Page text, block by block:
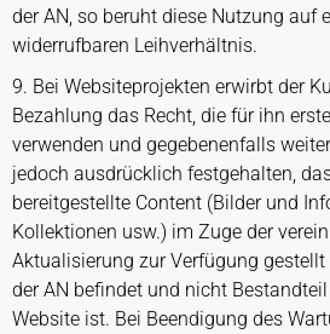
der AN, so beruht diese Nutzung auf
widerrufbaren Leihverhältnis.
9. Bei Websiteprojekten erwirbt der
Bezahlung das Recht, die für ihn
verwenden und gegebenenfalls
jedoch ausdrücklich festgehalten,
bereitgestellte Content (Bilder und
Kollektionen usw.) im Zuge der
Aktualisierung zur Verfügung
der AN befindet und nicht
Website ist. Bei Beendigung des